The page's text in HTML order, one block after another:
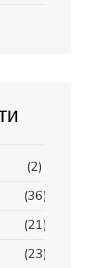
(2)
(36)
(21)
(23)